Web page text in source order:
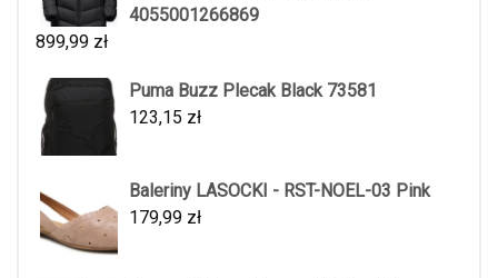
4055001266869
899,99 zł
Puma Buzz Plecak Black 73581
123,15 zł
Baleriny LASOCKI - RST-NOEL-03 Pink
179,99 zł